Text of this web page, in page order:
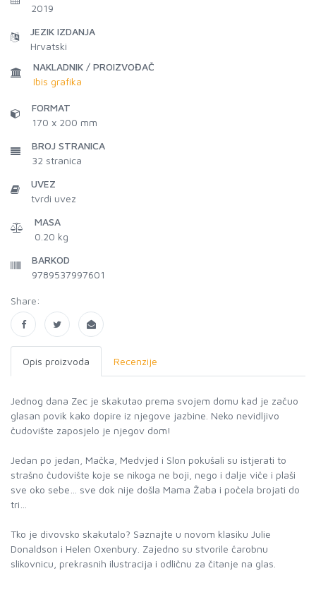
2019
JEZIK IZDANJA
Hrvatski
NAKLADNIK / PROIZVOĐAČ
Ibis grafika
FORMAT
170 x 200 mm
BROJ STRANICA
32 stranica
UVEZ
tvrdi uvez
MASA
0.20 kg
BARKOD
9789537997601
Share:
Opis proizvoda Recenzije
Jednog dana Zec je skakutao prema svojem domu kad je začuo
glasan povik kako dopire iz njegove jazbine. Neko nevidljivo
čudovište zaposjelo je njegov dom!
Jedan po jedan, Mačka, Medvjed i Slon pokušali su istjerati to
strašno čudovište koje se nikoga ne boji, nego i dalje viče i plaši
sve oko sebe… sve dok nije došla Mama Žaba i počela brojati do
tri…
Tko je divovsko skakutalo? Saznajte u novom klasiku Julie
Donaldson i Helen Oxenbury. Zajedno su stvorile čarobnu
slikovnicu, prekrasnih ilustracija i odličnu za čitanje na glas.